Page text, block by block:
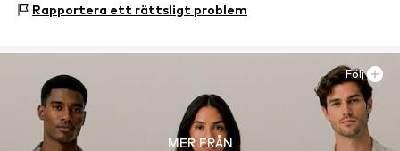
Armband: Rostfri stål
Rapportera ett rättsligt problem
MER FRÅN
Följ